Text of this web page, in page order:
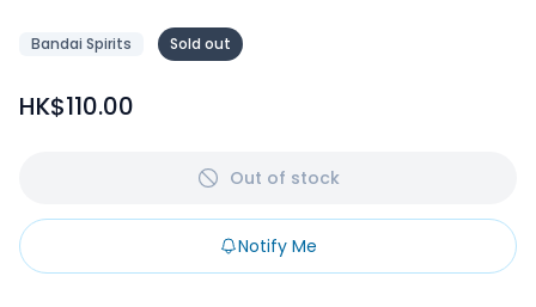
Bandai Spirits Sold out
HK$110.00
Out of stock
Notify Me